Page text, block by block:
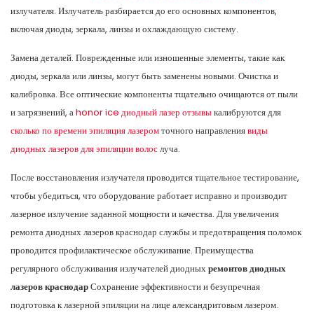
излучателя. Излучатель разбирается до его основных компонентов,
включая диоды, зеркала, линзы и охлаждающую систему.
Замена деталей. Поврежденные или изношенные элементы, такие как
диоды, зеркала или линзы, могут быть заменены новыми. Очистка и
калибровка. Все оптические компоненты тщательно очищаются от пыли
и загрязнений, аhonor ice диодный лазер отзывыкалибруются для
сколько по времени эпиляция лазеромточного направлениявиды
диодных лазеров для эпиляции волослуча.
После восстановления излучателя проводится тщательное тестирование,
чтобы убедиться, что оборудование работает исправно и производит
лазерное излучение заданной мощности и качества. Для увеличения
ремонта диодных лазеров краснодар службы и предотвращения поломок
проводится профилактическое обслуживание. Преимущества
регулярного обслуживания излучателей диодныхремонтов диодных
лазеров краснодарСохранение эффективности и безупречная
подготовка к лазерной эпиляции на лице александритовым лазером.